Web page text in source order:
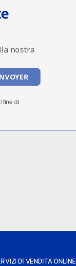
nostra
fine di
DI VENDITA ONLINE